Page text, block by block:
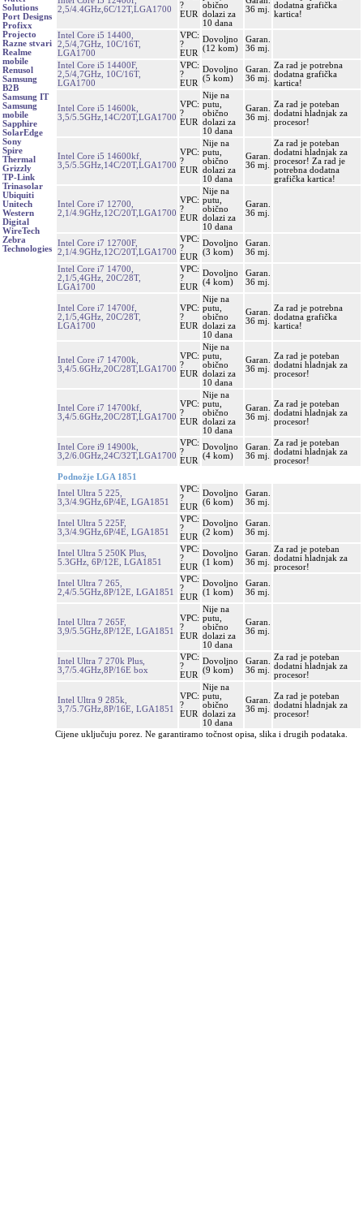
Solutions
Port Designs
Profixx
Projecto
Razne stvari
Realme
mobile
Renusol
Samsung
B2B
Samsung IT
Samsung
mobile
Sapphire
SolarEdge
Sony
Spire
Thermal
Grizzly
TP-Link
Trinasolar
Ubiquiti
Unitech
Western
Digital
WireTech
Zebra
Technologies
2,5/4.4GHz,6C/12T,LGA1700
?
EUR
obično
dolazi za
10 dana
36 mj.
dodatna grafička
kartica!
Intel Core i5 14400,
2,5/4,7GHz, 10C/16T,
LGA1700
VPC:
?
EUR
Dovoljno
(12 kom)
Garan.
36 mj.
Intel Core i5 14400F,
2,5/4,7GHz, 10C/16T,
LGA1700
VPC:
?
EUR
Dovoljno
(5 kom)
Garan.
36 mj.
Za rad je potrebna
dodatna grafička
kartica!
Intel Core i5 14600k,
3,5/5.5GHz,14C/20T,LGA1700
VPC:
?
EUR
Nije na
putu,
obično
dolazi za
10 dana
Garan.
36 mj.
Za rad je poteban
dodatni hladnjak za
procesor!
Intel Core i5 14600kf,
3,5/5.5GHz,14C/20T,LGA1700
VPC:
?
EUR
Nije na
putu,
obično
dolazi za
10 dana
Garan.
36 mj.
Za rad je poteban
dodatni hladnjak za
procesor! Za rad je
potrebna dodatna
grafička kartica!
Intel Core i7 12700,
2,1/4.9GHz,12C/20T,LGA1700
VPC:
?
EUR
Nije na
putu,
obično
dolazi za
10 dana
Garan.
36 mj.
Intel Core i7 12700F,
2,1/4.9GHz,12C/20T,LGA1700
VPC:
?
EUR
Dovoljno
(3 kom)
Garan.
36 mj.
Intel Core i7 14700,
2,1/5,4GHz, 20C/28T,
LGA1700
VPC:
?
EUR
Dovoljno
(4 kom)
Garan.
36 mj.
Intel Core i7 14700f,
2,1/5,4GHz, 20C/28T,
LGA1700
VPC:
?
EUR
Nije na
putu,
obično
dolazi za
10 dana
Garan.
36 mj.
Za rad je potrebna
dodatna grafička
kartica!
Intel Core i7 14700k,
3,4/5.6GHz,20C/28T,LGA1700
VPC:
?
EUR
Nije na
putu,
obično
dolazi za
10 dana
Garan.
36 mj.
Za rad je poteban
dodatni hladnjak za
procesor!
Intel Core i7 14700kf,
3,4/5.6GHz,20C/28T,LGA1700
VPC:
?
EUR
Nije na
putu,
obično
dolazi za
10 dana
Garan.
36 mj.
Za rad je poteban
dodatni hladnjak za
procesor!
Intel Core i9 14900k,
3,2/6.0GHz,24C/32T,LGA1700
VPC:
?
EUR
Dovoljno
(4 kom)
Garan.
36 mj.
Za rad je poteban
dodatni hladnjak za
procesor!
Podnožje LGA 1851
Intel Ultra 5 225,
3,3/4.9GHz,6P/4E, LGA1851
VPC:
?
EUR
Dovoljno
(6 kom)
Garan.
36 mj.
Intel Ultra 5 225F,
3,3/4.9GHz,6P/4E, LGA1851
VPC:
?
EUR
Dovoljno
(2 kom)
Garan.
36 mj.
Intel Ultra 5 250K Plus,
5.3GHz, 6P/12E, LGA1851
VPC:
?
EUR
Dovoljno
(1 kom)
Garan.
36 mj.
Za rad je poteban
dodatni hladnjak za
procesor!
Intel Ultra 7 265,
2,4/5.5GHz,8P/12E, LGA1851
VPC:
?
EUR
Dovoljno
(1 kom)
Garan.
36 mj.
Intel Ultra 7 265F,
3,9/5.5GHz,8P/12E, LGA1851
VPC:
?
EUR
Nije na
putu,
obično
dolazi za
10 dana
Garan.
36 mj.
Intel Ultra 7 270k Plus,
3,7/5.4GHz,8P/16E box
VPC:
?
EUR
Dovoljno
(9 kom)
Garan.
36 mj.
Za rad je poteban
dodatni hladnjak za
procesor!
Intel Ultra 9 285k,
3,7/5.7GHz,8P/16E, LGA1851
VPC:
?
EUR
Nije na
putu,
obično
dolazi za
10 dana
Garan.
36 mj.
Za rad je poteban
dodatni hladnjak za
procesor!
Cijene uključuju porez. Ne garantiramo točnost opisa, slika i drugih podataka.